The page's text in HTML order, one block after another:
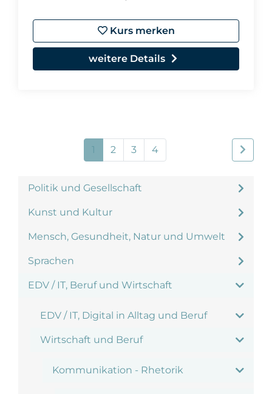
Politik und Gesellschaft
Kunst und Kultur
Mensch, Gesundheit, Natur und Umwelt
Sprachen
EDV / IT, Beruf und Wirtschaft
EDV / IT, Digital in Alltag und Beruf
Wirtschaft und Beruf
Kommunikation - Rhetorik
Kurs merken
weitere Details
1 2 3 4